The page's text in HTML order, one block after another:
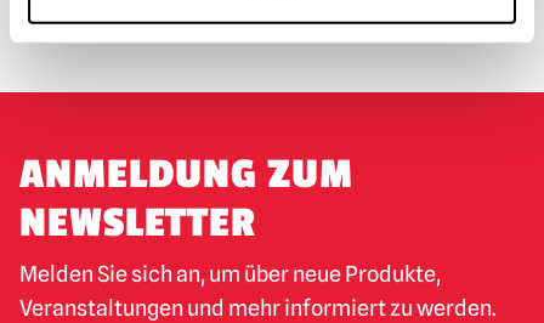
ANMELDUNG ZUM
NEWSLETTER
Melden Sie sich an, um über neue Produkte,
Veranstaltungen und mehr informiert zu werden.